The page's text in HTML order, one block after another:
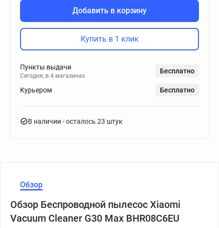
Добавить в корзину
Купить в 1 клик
Пункты выдачи
Сегодня, в 4 магазинах
Бесплатно
Курьером Бесплатно
В наличии - осталось 23 штук
Обзор
Обзор Беспроводной пылесос Xiaomi
Vacuum Cleaner G30 Max BHR08C6EU